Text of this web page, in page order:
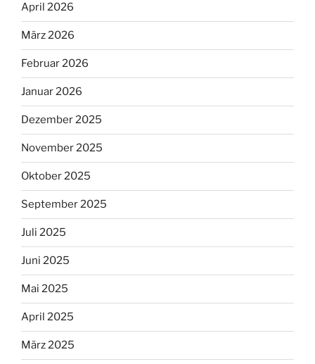
April 2026
März 2026
Februar 2026
Januar 2026
Dezember 2025
November 2025
Oktober 2025
September 2025
Juli 2025
Juni 2025
Mai 2025
April 2025
März 2025